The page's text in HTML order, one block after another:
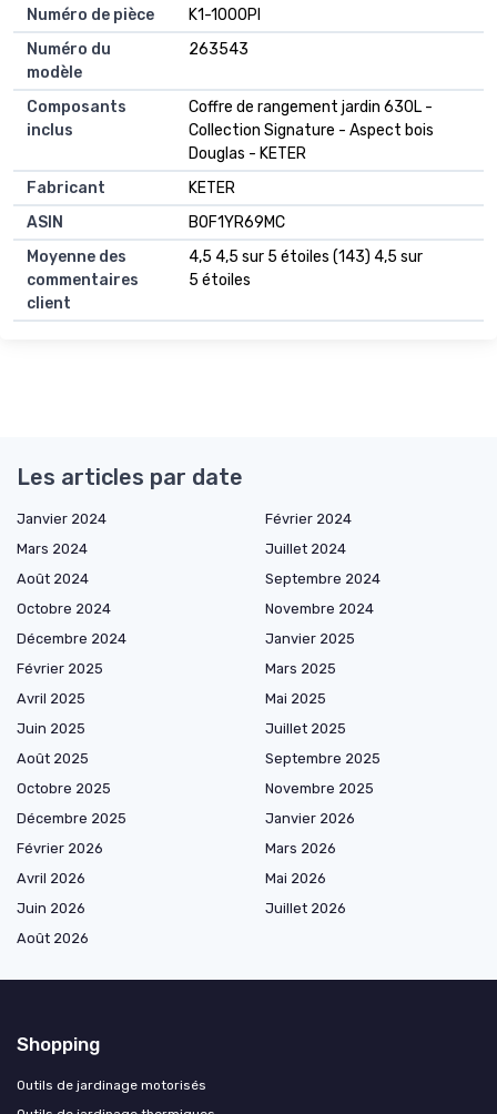
Numéro de pièce
K1-1000PI
Numéro du
modèle
263543
Composants
inclus
Coffre de rangement jardin 630L -
Collection Signature - Aspect bois
Douglas - KETER
Fabricant
KETER
ASIN
B0F1YR69MC
Moyenne des
commentaires
client
4,5 4,5 sur 5 étoiles (143) 4,5 sur
5 étoiles
Les articles par date
Janvier 2024
Février 2024
Mars 2024
Juillet 2024
Août 2024
Septembre 2024
Octobre 2024
Novembre 2024
Décembre 2024
Janvier 2025
Février 2025
Mars 2025
Avril 2025
Mai 2025
Juin 2025
Juillet 2025
Août 2025
Septembre 2025
Octobre 2025
Novembre 2025
Décembre 2025
Janvier 2026
Février 2026
Mars 2026
Avril 2026
Mai 2026
Juin 2026
Juillet 2026
Août 2026
Shopping
Outils de jardinage motorisés